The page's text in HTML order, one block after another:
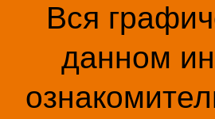
Вся
данном